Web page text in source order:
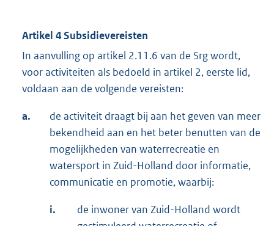
Artikel 4 Subsidievereisten
In aanvulling op artikel 2.11.6 van de Srg wordt,
voor activiteiten als bedoeld in artikel 2, eerste lid,
voldaan aan de volgende vereisten:
a.
de activiteit draagt bij aan het geven van meer
bekendheid aan en het beter benutten van de
mogelijkheden van waterrecreatie en
watersport in Zuid-Holland door informatie,
communicatie en promotie, waarbij:
i.
de inwoner van Zuid-Holland wordt